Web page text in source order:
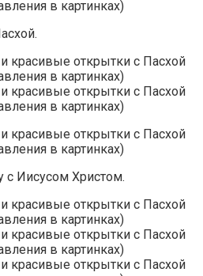
с Иисусом Христом.